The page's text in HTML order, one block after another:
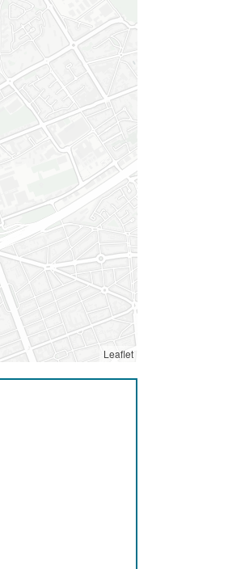
Leaflet